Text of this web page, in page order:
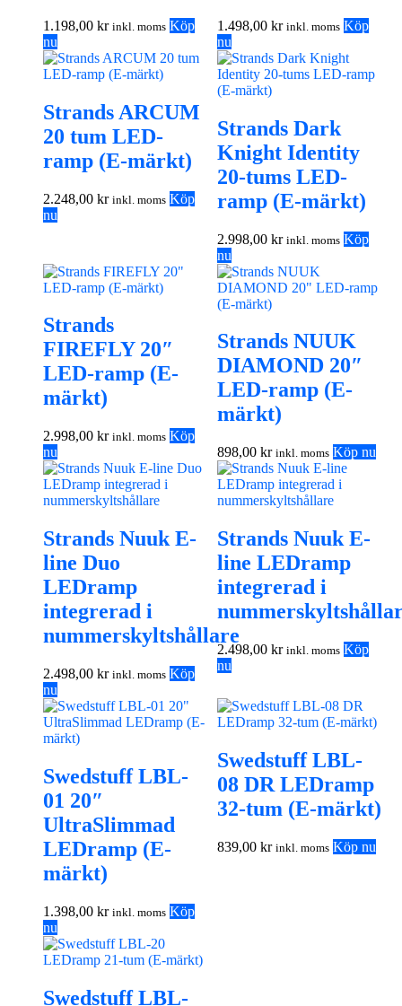
1.198,00 kr inkl. moms Köp
nu
1.498,00kr inkl. moms Köp
nu
Strands ARCUM
20 tum LED-
ramp (E-märkt)
2.248,00 kr inkl. moms Köp
nu
Strands Dark
Knight Identity
20-tums LED-
ramp (E-märkt)
2.998,00kr inkl. moms Köp
nu
Strands
FIREFLY 20″
LED-ramp (E-
märkt)
2.998,00 kr inkl. moms Köp
nu
Strands NUUK
DIAMOND 20″
LED-ramp (E-
märkt)
898,00kr inkl. moms Köp nu
Strands Nuuk E-
line Duo
LEDramp
integrerad i
nummerskyltshållare
2.498,00 kr inkl. moms Köp
nu
Strands Nuuk E-
line LEDramp
integrerad i
2.498,00kr inkl. moms Köp
nu
Swedstuff LBL-
01 20″
UltraSlimmad
LEDramp (E-
märkt)
1.398,00 kr inkl. moms Köp
nu
Swedstuff LBL-
08 DR LEDramp
32-tum (E-märkt)
839,00kr inkl. moms Köp nu
Swedstuff LBL-